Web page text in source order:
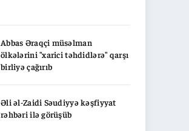
Abbas Əraqçi müsəlman
ölkələrini "xarici təhdidlərə" qarşı
birliyə çağırıb
Əli əl-Zaidi Səudiyyə kəşfiyyat
rəhbəri ilə görüşüb